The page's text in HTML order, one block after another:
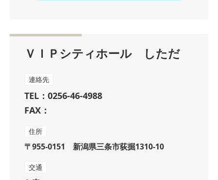
ＶＩＰシティホール しただ
連絡先
TEL：0256-46-4988
FAX：
住所
〒955-0151 新潟県三条市荻掘1310-10
交通